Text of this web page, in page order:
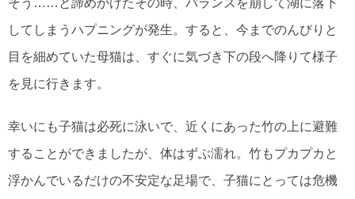
してしまうハプニングが発生。すると、今までのんびりと
目を細めていた母猫は、すぐに気づき下の段へ降りて様子
を見に行きます。
幸いにも子猫は必死に泳いで、近くにあった竹の上に避難
することができましたが、体はずぶ濡れ。竹もプカプカと
浮かんでいるだけの不安定な足場で、子猫にとっては危機